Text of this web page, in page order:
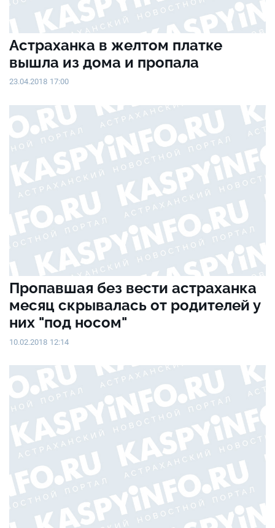
Астраханка в желтом платке
вышла из дома и пропала
23.04.2018 17:00
Пропавшая без вести астраханка
месяц скрывалась от родителей у
них "под носом"
10.02.2018 12:14